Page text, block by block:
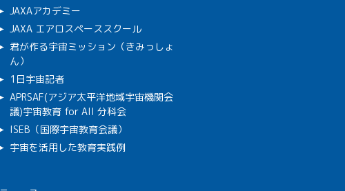
JAXAアカデミー
JAXA エアロスペーススクール
君が作る宇宙ミッション（きみっしょ
ん）
1日宇宙記者
APRSAF(アジア太平洋地域宇宙機関会
議)宇宙教育 for All 分科会
ISEB（国際宇宙教育会議）
宇宙を活用した教育実践例